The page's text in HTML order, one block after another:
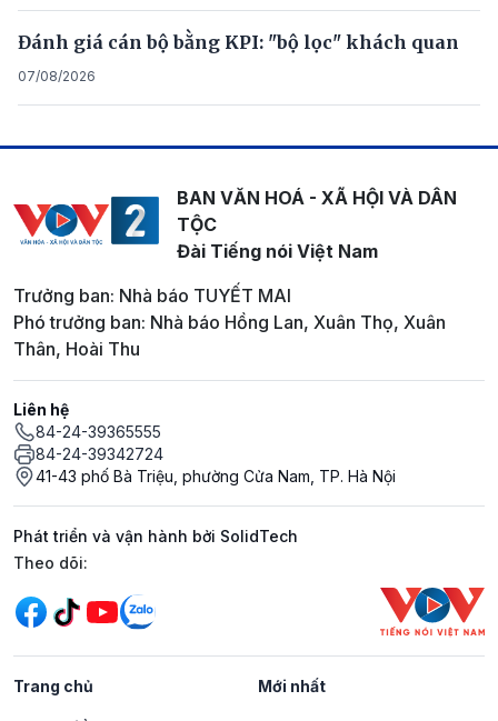
Đánh giá cán bộ bằng KPI: "bộ lọc" khách quan
07/08/2026
BAN VĂN HOÁ - XÃ HỘI VÀ DÂN
TỘC
Đài Tiếng nói Việt Nam
Trưởng ban: Nhà báo TUYẾT MAI
Phó trưởng ban: Nhà báo Hồng Lan, Xuân Thọ, Xuân
Thân, Hoài Thu
Liên hệ
84-24-39365555
84-24-39342724
41-43 phố Bà Triệu, phường Cửa Nam, TP. Hà Nội
Phát triển và vận hành bởi SolidTech
Mạng xã hội
Theo dõi:
Trang chủ Mới nhất